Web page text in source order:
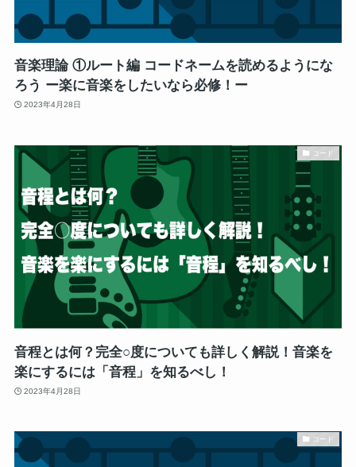
音楽理論 ①ルート編 コードネームを読めるようにな
ろう ー楽に音楽をしたいなら必修！ー
2023年4月28日
コード
音程とは何？完全○度についても詳しく解説！音楽を
楽にするには「音程」を知るべし！
2023年4月28日
コード